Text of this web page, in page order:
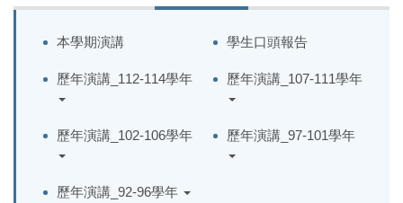
本學期演講 學生口頭報告
歷年演講_112-114學年 歷年演講_107-111學年
歷年演講_102-106學年 歷年演講_97-101學年
歷年演講_92-96學年